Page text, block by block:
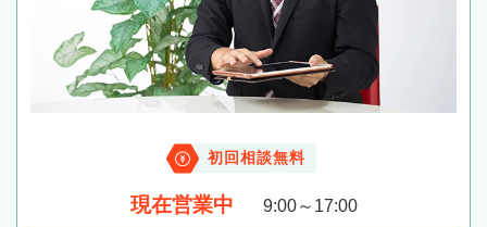
初回相談無料
現在営業中 9:00～17:00